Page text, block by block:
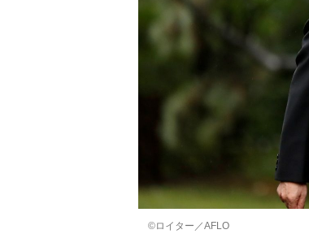
©︎ロイター／AFLO